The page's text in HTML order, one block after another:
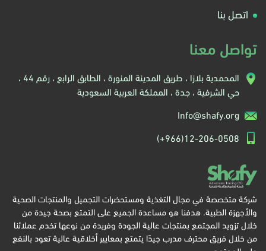
اتصل بنا
تواصل معنا
المحمدية بلازا ، طريق المدينة المنورة ، الطابق الرابع ، رقم 44 ،
حي الشرفية ، جدة ، المملكة العربية السعودية
Info@shafy.org
(+966)12-206-0508
شركة متخصصة في مجال التغذية ومستحضرات التجميل والمنتجات الصحية
والأجهزة الطبية. هدفنا هو مساعدة الجميع على التمتع بصحة جيدة من
خلال تزويد المجتمع بمنتجات عالية الجودة وفريدة من نوعها تخدم عملائنا
من خلال فريق محترف مدرب جيدًا يتمتع بمعايير أخلاقية عالية تعود بالنفع